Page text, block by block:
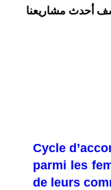
أحدث مشاريعنا
Cycle
parmi les
de leurs